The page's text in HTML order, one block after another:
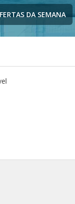
DA SEMANA